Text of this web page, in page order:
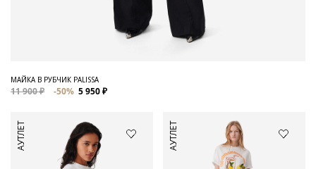
МАЙКА В РУБЧИК PALISSA
11 900 ₽ -50% 5 950 ₽
АУТЛЕТ АУТЛЕТ